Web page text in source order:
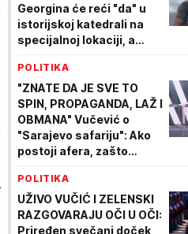
Georgina će reći "da" u
istorijskoj katedrali na
specijalnoj lokaciji, a
elitnom rizortu!
POLITIKA
"ZNATE DA JE SVE TO
SPIN, PROPAGANDA, LAŽ I
OBMANA" Vučević o
"Sarajevo safariju": Ako
postoji afera, zašto
ili priveli licu pravde?
POLITIKA
UŽIVO VUČIĆ I ZELENSKI
RAZGOVARAJU OČI U OČI:
Priređen svečani doček